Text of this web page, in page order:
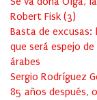
Robert Fisk (3)
Basta de
que será espejo
árabes
Sergio Rodríguez
85 años después,